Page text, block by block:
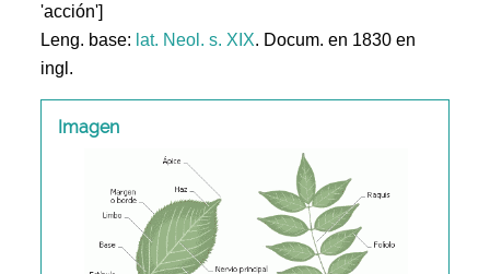
'acción']
Leng. base: lat. Neol. s. XIX. Docum. en 1830 en
ingl.
Imagen